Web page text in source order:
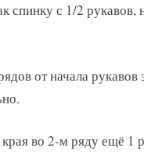
спинку с 1/2
от начала рукавов
во 2-м ряду ещё 1